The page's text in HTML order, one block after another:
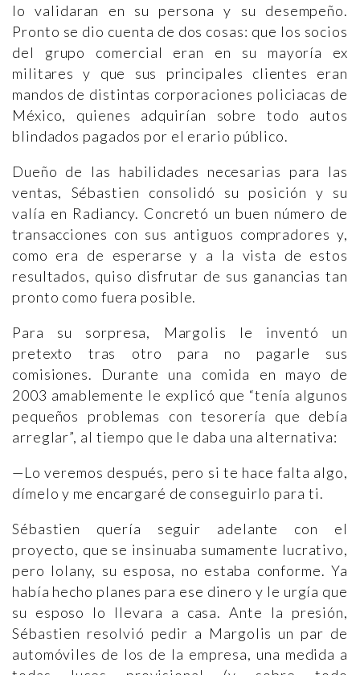
lo validaran en su persona y su desempeño.
Pronto se dio cuenta de dos cosas: que los socios
del grupo comercial eran en su mayoría ex
militares y que sus principales clientes eran
mandos de distintas corporaciones policiacas de
México, quienes adquirían sobre todo autos
blindados pagados por el erario público.
Dueño de las habilidades necesarias para las
ventas, Sébastien consolidó su posición y su
valía en Radiancy. Concretó un buen número de
transacciones con sus antiguos compradores y,
como era de esperarse y a la vista de estos
resultados, quiso disfrutar de sus ganancias tan
pronto como fuera posible.
Para su sorpresa, Margolis le inventó un
pretexto tras otro para no pagarle sus
comisiones. Durante una comida en mayo de
2003 amablemente le explicó que “tenía algunos
pequeños problemas con tesorería que debía
arreglar”, al tiempo que le daba una alternativa:
—Lo veremos después, pero si te hace falta algo,
dímelo y me encargaré de conseguirlo para ti.
Sébastien quería seguir adelante con el
proyecto, que se insinuaba sumamente lucrativo,
pero Iolany, su esposa, no estaba conforme. Ya
había hecho planes para ese dinero y le urgía que
su esposo lo llevara a casa. Ante la presión,
Sébastien resolvió pedir a Margolis un par de
automóviles de los de la empresa, una medida a